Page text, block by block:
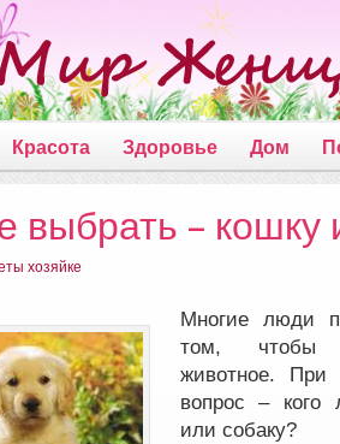
Красота Здоровье Дом
выбрать – кошку
хозяйке
Многие люди
том, чтобы
животное. При
вопрос – кого
или собаку?